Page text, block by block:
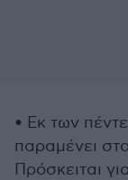
• Εκ των
παραμένει
Πρόσκειται